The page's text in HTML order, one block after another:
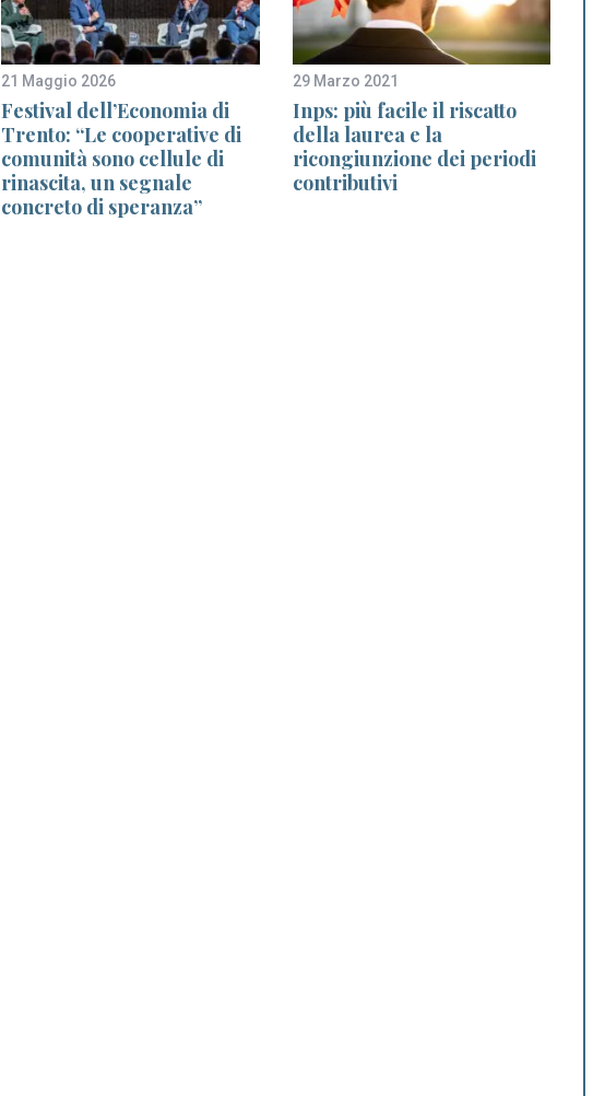
21 Maggio 2026
Festival dell’Economia di
Trento: “Le cooperative di
comunità sono cellule di
rinascita, un segnale
concreto di speranza”
29 Marzo 2021
Inps: più facile il riscatto
della laurea e la
ricongiunzione dei periodi
contributivi